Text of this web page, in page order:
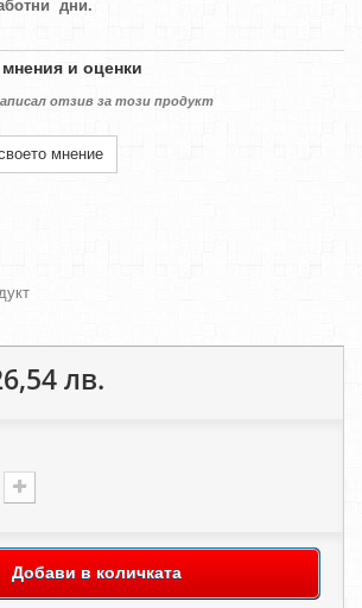
дни.
и оценки
отзив за този продукт
мнение
лв.
Добави в количката